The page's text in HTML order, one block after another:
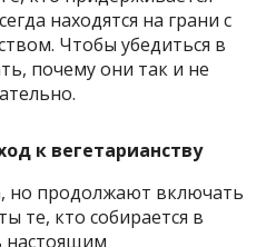
находятся на грани с
Чтобы убедиться в
почему они так и не
к вегетарианству
но продолжают включать
те, кто собирается в
настоящим